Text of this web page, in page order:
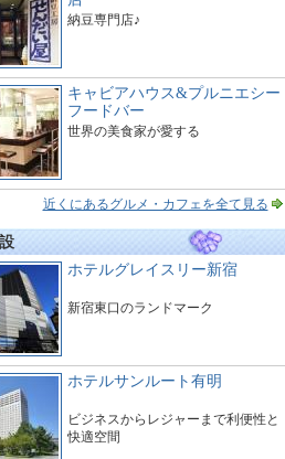
納豆専門店♪
キャビアハウス&プルニエシー
フードバー
世界の美食家が愛する
近くにあるグルメ・カフェを全て見る
ホテルグレイスリー新宿
新宿東口のランドマーク
ホテルサンルート有明
ビジネスからレジャーまで利便性と
快適空間